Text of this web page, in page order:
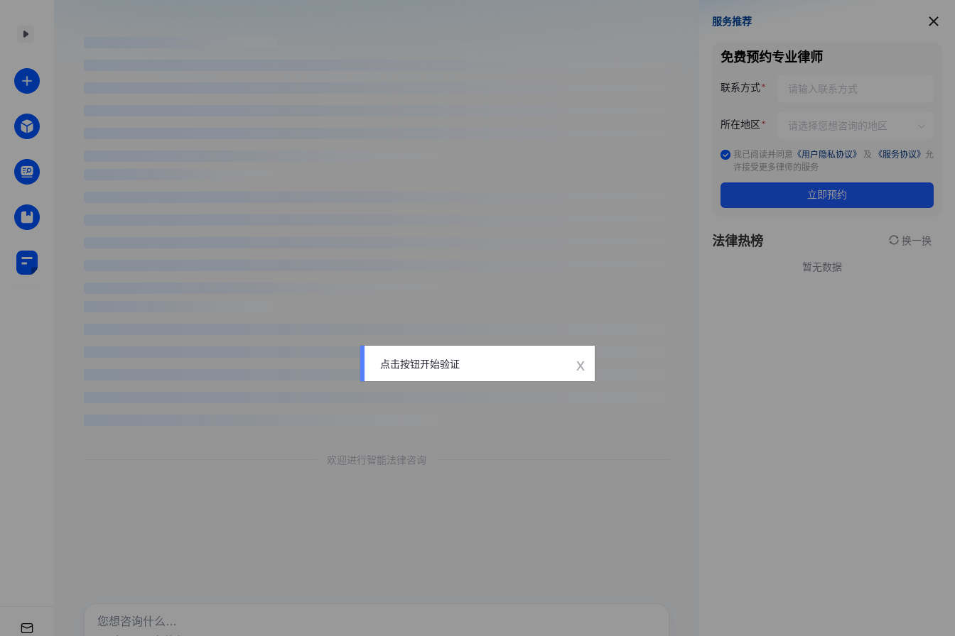
欢迎进行智能法律咨询
服务推荐
服务推荐
免费预约专业律师
联系方式
所在地区
我已阅读并同意 《用户隐私协议》 及 《服务协议》 允
许接受更多律师的服务
立即预约
法律热榜 换一换
暂无数据
点击按钮开始验证 x